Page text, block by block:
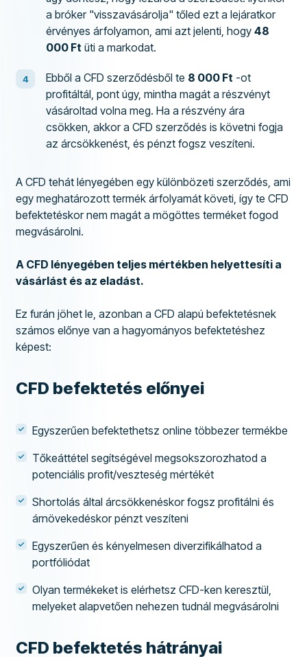
a bróker "visszavásárolja" tőled ezt a lejáratkor
érvényes árfolyamon, ami azt jelenti, hogy48
000 Ft üti a markodat.
Ebből a CFD szerződésből te 8 000 Ft -ot
profitáltál, pont úgy, mintha magát a részvényt
vásároltad volna meg. Ha a részvény ára
csökken, akkor a CFD szerződés is követni fogja
az árcsökkenést, és pénzt fogsz veszíteni.
A CFD tehát lényegében egy különbözeti szerződés, ami
egy meghatározott termék árfolyamát követi, így te CFD
befektetéskor nem magát a mögöttes terméket fogod
megvásárolni.
A CFD lényegében teljes mértékben helyettesíti a
vásárlást és az eladást.
Ez furán jöhet le, azonban a CFD alapú befektetésnek
számos előnye van a hagyományos befektetéshez
képest:
CFD befektetés előnyei
Egyszerűen befektethetsz online többezer termékbe
Tőkeáttétel segítségével megsokszorozhatod a
potenciális profit/veszteség mértékét
Shortolás által árcsökkenéskor fogsz profitálni és
árnövekedéskor pénzt veszíteni
Egyszerűen és kényelmesen diverzifikálhatod a
portfóliódat
Olyan termékeket is elérhetsz CFD-ken keresztül,
melyeket alapvetően nehezen tudnál megvásárolni
CFD befektetés hátrányai